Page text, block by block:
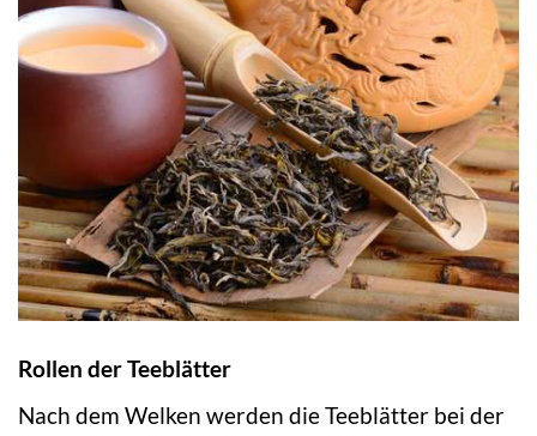
Rollen der Teeblätter
Nach dem Welken werden die Teeblätter bei der